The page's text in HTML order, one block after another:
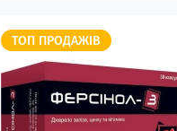
ТОП ПРОДАЖІВ